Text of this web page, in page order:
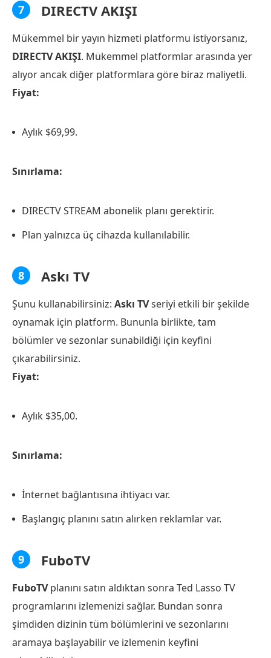
7 DIRECTV AKIŞI
Mükemmel bir yayın hizmeti platformu istiyorsanız,
DIRECTV AKIŞI. Mükemmel platformlar arasında yer
alıyor ancak diğer platformlara göre biraz maliyetli.
Fiyat:
Aylık $69,99.
Sınırlama:
DIRECTV STREAM abonelik planı gerektirir.
Plan yalnızca üç cihazda kullanılabilir.
8 Askı TV
Şunu kullanabilirsiniz: Askı TVseriyi etkili bir şekilde
oynamak için platform. Bununla birlikte, tam
bölümler ve sezonlar sunabildiği için keyfini
çıkarabilirsiniz.
Fiyat:
Aylık $35,00.
Sınırlama:
İnternet bağlantısına ihtiyacı var.
Başlangıç planını satın alırken reklamlar var.
9 FuboTV
FuboTVplanını satın aldıktan sonra Ted Lasso TV
programlarını izlemenizi sağlar. Bundan sonra
şimdiden dizinin tüm bölümlerini ve sezonlarını
aramaya başlayabilir ve izlemenin keyfini